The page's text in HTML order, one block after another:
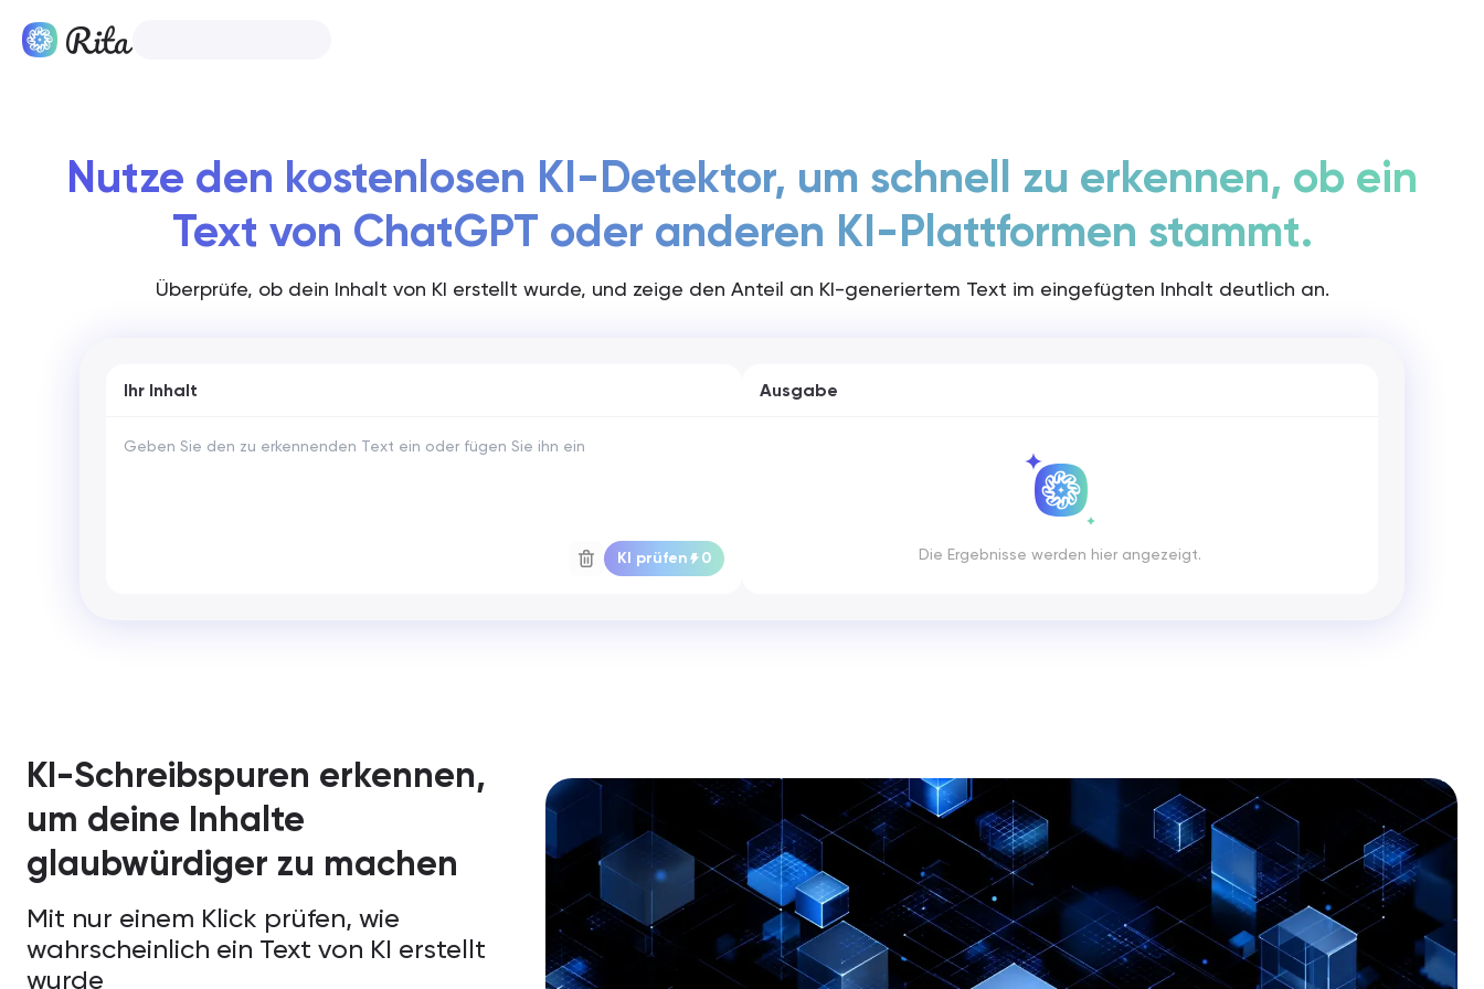
Nutze den kostenlosen KI-Detektor, um schnell zu erkennen, ob ein
Text von ChatGPT oder anderen KI-Plattformen stammt.
Überprüfe, ob dein Inhalt von KI erstellt wurde, und zeige den Anteil an KI-generiertem Text im eingefügten Inhalt deutlich an.
Ihr Inhalt
KI prüfen 0
Ausgabe
Die Ergebnisse werden hier angezeigt.
KI-Schreibspuren erkennen,
um deine Inhalte
glaubwürdiger zu machen
Mit nur einem Klick prüfen, wie
wahrscheinlich ein Text von KI erstellt
wurde